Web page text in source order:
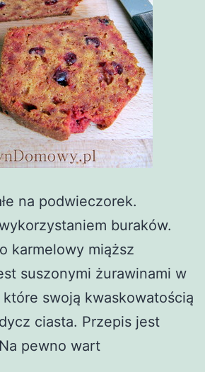
na podwieczorek.
buraków.
karmelowy miąższ
suszonymi żurawinami w
swoją kwaskowatością
ciasta. Przepis jest
pewno wart